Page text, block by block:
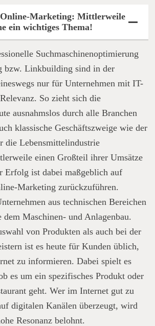
Online-Marketing: Mittlerweile
ein wichtiges Thema!
Suchmaschinenoptimierung
bzw. Linkbuilding sind in der
nur für Unternehmen mit IT-
So zieht sich die
ausnahmslos durch alle Branchen
klassische Geschäftszweige wie der
die Lebensmittelindustrie
einen Großteil ihrer Umsätze
Erfolg ist dabei maßgeblich auf
Marketing zurückzuführen.
aus technischen Bereichen
dem Maschinen- und Anlagenbau.
von Produkten als auch bei der
ist es heute für Kunden üblich,
zu informieren. Dabei spielt es
es um ein spezifisches Produkt oder
geht. Wer im Internet gut zu
digitalen Kanälen überzeugt, wird
Resonanz belohnt.